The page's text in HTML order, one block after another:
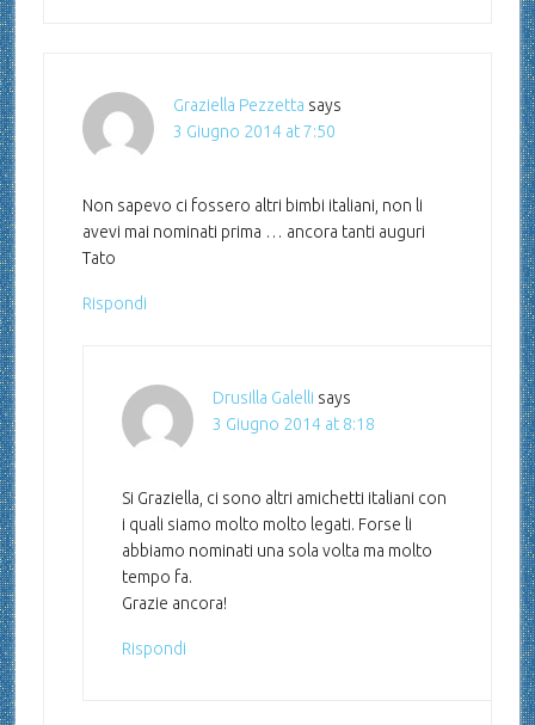
Graziella Pezzetta says
3 Giugno 2014 at 7:50
Non sapevo ci fossero altri bimbi italiani, non li
avevi mai nominati prima … ancora tanti auguri
Tato
Rispondi
Drusilla Galelli says
3 Giugno 2014 at 8:18
Si Graziella, ci sono altri amichetti italiani con
i quali siamo molto molto legati. Forse li
abbiamo nominati una sola volta ma molto
tempo fa.
Grazie ancora!
Rispondi